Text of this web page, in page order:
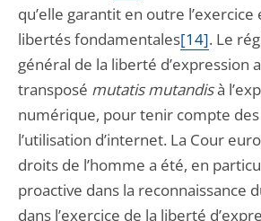
qu’elle garantit en outre l’exercice
libertés fondamentales[14]. Le
général de la liberté d’expression
transposé mutatis mutandisà
numérique, pour tenir compte
l’utilisation d’internet. La Cour
droits de l’homme a été, en
proactive dans la reconnaissance
dans l’exercice de la liberté